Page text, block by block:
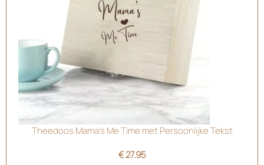
Theedoos Mama’s Me Time met Persoonlijke Tekst
€27.95